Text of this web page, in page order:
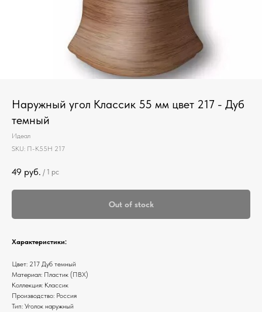
Наружный угол Классик 55 мм цвет 217 - Дуб
темный
Идеал
SKU: П-К55Н 217
49 руб. / 1 pc
Out of stock
Характеристики:
Цвет: 217 Дуб темный
Материал: Пластик (ПВХ)
Коллекция: Классик
Производство: Россия
Тип: Уголок наружный